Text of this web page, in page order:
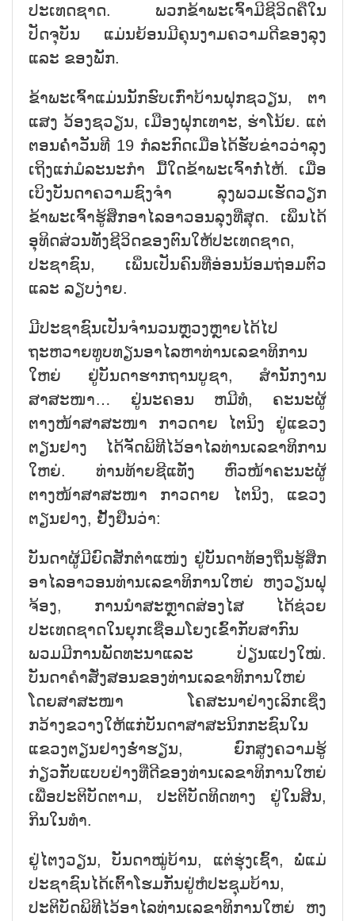
ປະເທດຊາດ. ພວກຂ້າພະເຈົ້າມີຊີວິດຄືໃນ
ປັດຈຸບັນ ແມ່ນຍ້ອນມີຄຸນງາມຄວາມດີຂອງລຸງ
ແລະ ຂອງພັກ.
ຂ້າພະເຈົ້າແມ່ນນັກຮົບເກົ່າບ້ານຝຸກຊວຽນ, ຕາ
ແສງ ວ້ອງຊວຽນ, ເມືອງຝຸກເທາະ, ຮ່າໂນ້ຍ. ແຕ່
ຕອນຄ່ຳວັນທີ 19 ກໍລະກົດເມື່ອໄດ້ຮັບຂ່າວວ່າລຸງ
ເຖິງແກ່ມໍລະນະກຳ ມື້ໃດຂ້າພະເຈົ້າກໍ່ໄຫ້. ເມື່ອ
ເບິງບັນດາຄວາມຊົງຈຳ ລຸງພວມເຮັດວຽກ
ຂ້າພະເຈົ້າຮູ້ສຶກອາໄລອາວອນລຸງທີ່ສຸດ. ເພິ່ນໄດ້
ອຸທິດສ່ວນທັງຊີວິດຂອງຕົນໃຫ້ປະເທດຊາດ,
ປະຊາຊົນ, ເພິ່ນເປັນຄົນທີ່ອ່ອນນ້ອມຖ່ອມຕົວ
ແລະ ລຽບງ່າຍ.
ມີປະຊາຊົນເປັນຈຳນວນຫຼວງຫຼາຍໄດ້ໄປ
ຖະຫວາຍທູບທຽນອາໄລຫາທ່ານເລຂາທິການ
ໃຫຍ່ ຢູ່ບັນດາຮາກຖານບູຊາ, ສຳນັກງານ
ສາສະໜາ… ຢູ່ນະຄອນ ຫມີທໍ, ຄະນະຜູ້
ຕາງໜ້າສາສະໜາ ກາວດາຍ ໄຕນິງ ຢູ່ແຂວງ
ຕຽນຢາງ ໄດ້ຈັດພິທີໄວ້ອາໄລທ່ານເລຂາທິການ
ໃຫຍ່. ທ່ານທ້າຍຊີແທັງ ຫົວໜ້າຄະນະຜູ້
ຕາງໜ້າສາສະໜາ ກາວດາຍ ໄຕນິງ, ແຂວງ
ຕຽນຢາງ, ຢັ້ງຢືນວ່າ:
ບັນດາຜູ້ມີຍົດສັກຕຳແໜ່ງ ຢູ່ບັນດາທ້ອງຖິ່ນຮູ້ສຶກ
ອາໄລອາວອນທ່ານເລຂາທິການໃຫຍ່ ຫງວຽນຝຸ
ຈ້ອງ, ການນຳສະຫຼາດສ່ອງໄສ ໄດ້ຊ່ວຍ
ປະເທດຊາດໃນຍຸກເຊື່ອມໂຍງເຂົ້າກັບສາກົນ
ພວມມີການພັດທະນາແລະ ປ່ຽນແປງໃໝ່.
ບັນດາຄຳສັ່ງສອນຂອງທ່ານເລຂາທິການໃຫຍ່
ໂດຍສາສະໜາ ໂຄສະນາຢ່າງເລິກເຊິ່ງ
ກວ້າງຂວາງໃຫ້ແກ່ບັນດາສາສະນິກກະຊົນໃນ
ແຂວງຕຽນຢາງຮ່ຳຮຽນ, ຍົກສູງຄວາມຮູ້
ກ່ຽວກັບແບບຢ່າງທີ່ດີຂອງທ່ານເລຂາທິການໃຫຍ່
ເພື່ອປະຕິບັດຕາມ, ປະຕິບັດທິດທາງ ຢູ່ໃນສິນ,
ກິນໃນທຳ.
ຢູ່ໄຕງວຽນ, ບັນດາໝູ່ບ້ານ, ແຕ່ຮຸ່ງເຊົ້າ, ພໍ່ແມ່
ປະຊາຊົນໄດ້ເຕົ້າໂຮມກັນຢູ່ຫໍປະຊຸມບ້ານ,
ປະຕິບັດພິທີໄວ້ອາໄລທ່ານເລຂາທິການໃຫຍ່ ຫງ